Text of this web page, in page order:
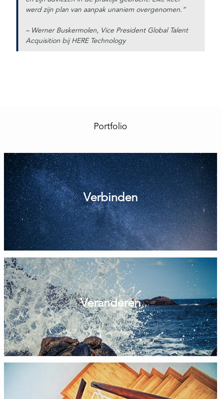
werd zijn plan van aanpak unaniem overgenomen.”
– Werner Buskermolen, Vice President Global Talent
Acquisition bij HERE Technology
Portfolio
Verbinden
Veranderen